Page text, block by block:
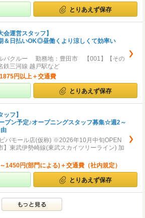
とりあえず保存
会運営スタッフ】
＆日払いOK◎昼働くより涼しくて効率い
バクルー 勤務地：豊田市 【001】【その
鉄三河線 越戸駅など
円以上＋交通費
とりあえず保存
ッフ】
プン予定♪オープニングスタッフ募集☆週2～
バモール店(仮称) ※2026年10月中旬OPEN
】東武伊勢崎線(東武スカイツリーライン) 加
1450円(部門による)＋交通費（社内規定）
とりあえず保存